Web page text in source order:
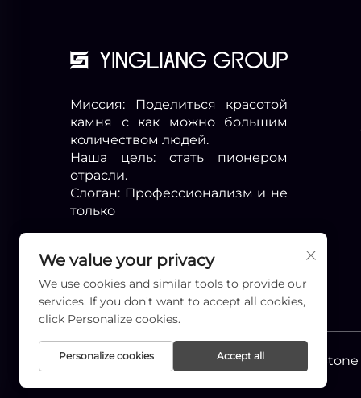
Миссия: Поделиться красотой
камня с как можно большим
количеством людей.
Наша цель: стать пионером
отрасли.
Слоган: Профессионализм и не
только
Авторские права © Xiamen Yingliang
We value your privacy
We use cookies and similar tools to provide our
services. If you don't want to accept all cookies,
click Personalize cookies.
Personalize cookies Accept all